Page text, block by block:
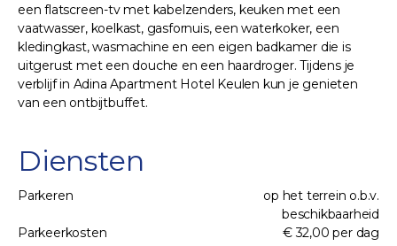
een flatscreen-tv met kabelzenders, keuken met een
vaatwasser, koelkast, gasfornuis, een waterkoker, een
kledingkast, wasmachine en een eigen badkamer die is
uitgerust met een douche en een haardroger. Tijdens je
verblijf in Adina Apartment Hotel Keulen kun je genieten
van een ontbijtbuffet.
Diensten
Parkeren
op het terrein o.b.v.
beschikbaarheid
Parkeerkosten
€ 32,00 per dag